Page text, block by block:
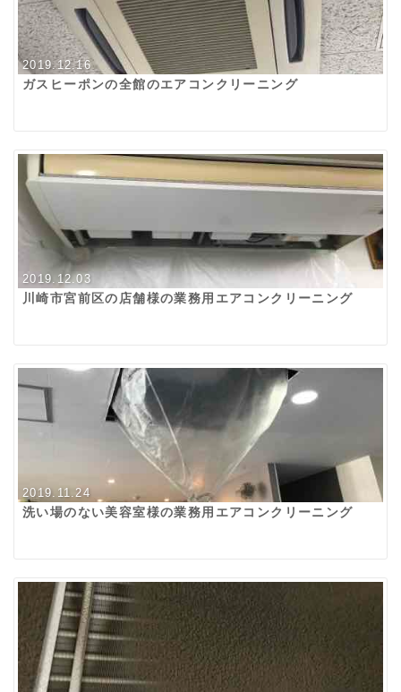
2019.12.16
ガスヒーポンの全館のエアコンクリーニング
2019.12.03
川崎市宮前区の店舗様の業務用エアコンクリーニング
2019.11.24
洗い場のない美容室様の業務用エアコンクリーニング